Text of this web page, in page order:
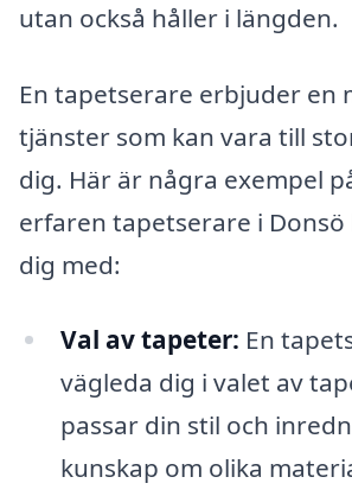
utan också håller i längden.
En tapetserare erbjuder en
tjänster som kan vara till
dig. Här är några exempel
erfaren tapetserare i Donsö
dig med:
Val av tapeter: En
vägleda dig i valet av
passar din stil och
kunskap om olika